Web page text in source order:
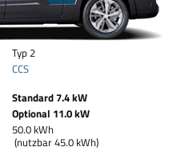
Typ 2
CCS
Standard 7.4 kW
Optional 11.0 kW
50.0 kWh
(nutzbar 45.0 kWh)